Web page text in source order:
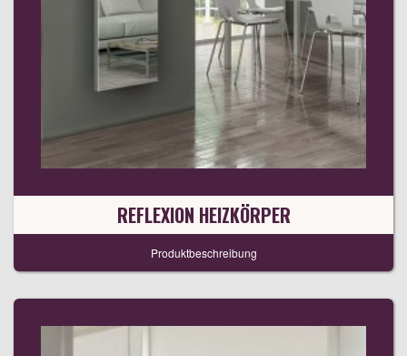
REFLEXION HEIZKÖRPER
Produktbeschreibung